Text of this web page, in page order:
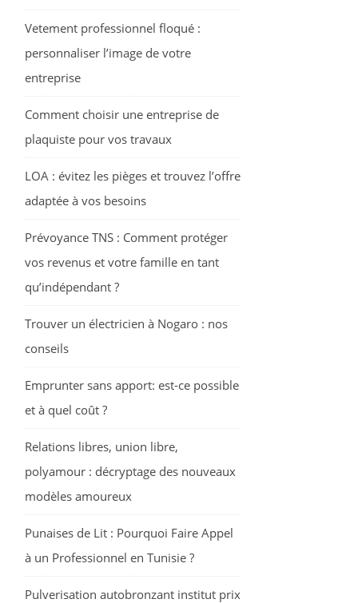
Vetement professionnel floqué :
personnaliser l’image de votre
entreprise
Comment choisir une entreprise de
plaquiste pour vos travaux
LOA : évitez les pièges et trouvez l’offre
adaptée à vos besoins
Prévoyance TNS : Comment protéger
vos revenus et votre famille en tant
qu’indépendant ?
Trouver un électricien à Nogaro : nos
conseils
Emprunter sans apport: est-ce possible
et à quel coût ?
Relations libres, union libre,
polyamour : décryptage des nouveaux
modèles amoureux
Punaises de Lit : Pourquoi Faire Appel
à un Professionnel en Tunisie ?
Pulverisation autobronzant institut prix